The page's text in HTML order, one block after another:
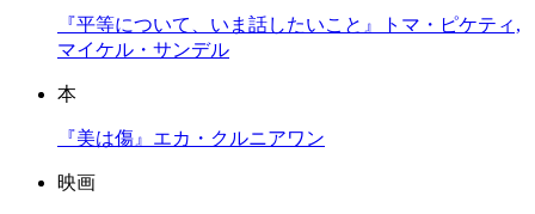
『平等について、いま話したいこと』トマ・ピケティ,
マイケル・サンデル
本
『美は傷』エカ・クルニアワン
映画